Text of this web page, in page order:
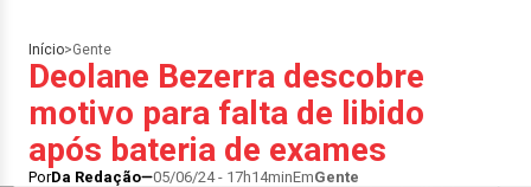
Início>Gente
Deolane Bezerra descobre
motivo para falta de libido
após bateria de exames
PorDa Redação 05/06/24 - 17h14minEmGente